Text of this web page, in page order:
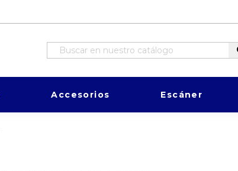
Accesorios Escáner